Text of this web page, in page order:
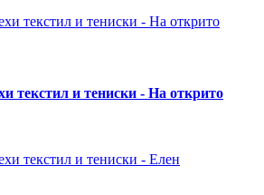
текстил и тениски - На открито